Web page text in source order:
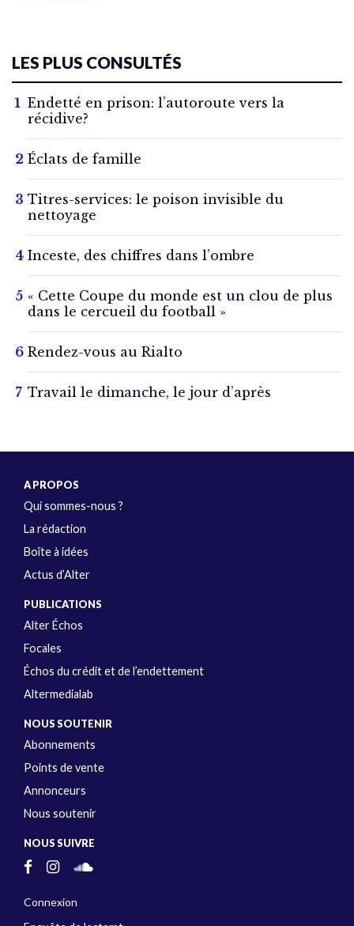
LES PLUS CONSULTÉS
Endetté en prison: l’autoroute vers la
récidive?
Éclats de famille
Titres-services: le poison invisible du
nettoyage
Inceste, des chiffres dans l’ombre
« Cette Coupe du monde est un clou de plus
dans le cercueil du football »
Rendez-vous au Rialto
Travail le dimanche, le jour d’après
A PROPOS
Qui sommes-nous ?
La rédaction
Boîte à idées
Actus d’Alter
PUBLICATIONS
Alter Échos
Focales
Échos du crédit et de l’endettement
Altermedialab
NOUS SOUTENIR
Abonnements
Points de vente
Annonceurs
Nous soutenir
NOUS SUIVRE
Connexion